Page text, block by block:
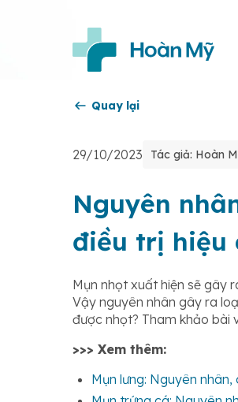
Quay lại
29/10/2023 Tác giả: Hoàn
Nguyên
điều trị hiệu
Mụn nhọt xuất hiện sẽ gây
Vậy nguyên nhân gây ra
được nhọt? Tham khảo bài
>>> Xem thêm:
Mụn lưng: Nguyên